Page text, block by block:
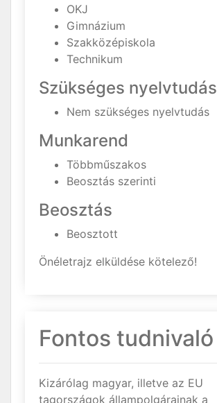
OKJ
Gimnázium
Szakközépiskola
Technikum
Szükséges nyelvtudás
Nem szükséges nyelvtudás
Munkarend
Többműszakos
Beosztás szerinti
Beosztás
Beosztott
Önéletrajz elküldése kötelező!
Fontos tudnivaló
Kizárólag magyar, illetve az EU
tagországok állampolgárainak a